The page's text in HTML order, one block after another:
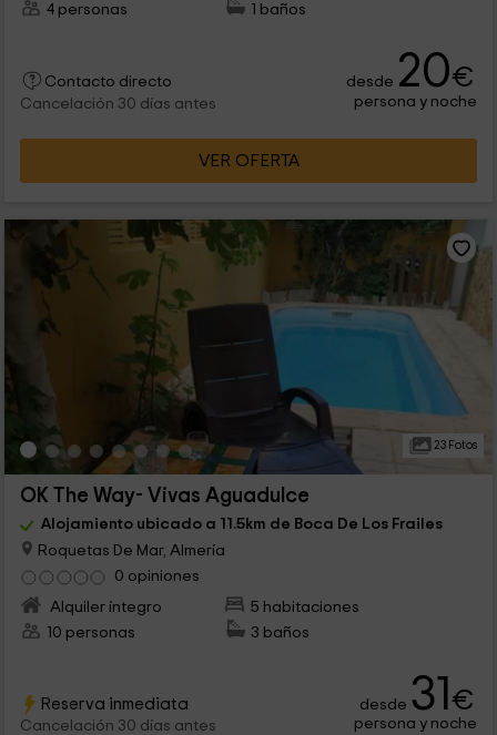
4 personas
1 baños
Contacto directo
Cancelación 30 días antes
desde 20€
persona y noche
VER OFERTA
23 Fotos
OK The Way- Vivas Aguadulce
Alojamiento ubicado a 11.5km de Boca De Los Frailes
Roquetas De Mar, Almería
0 opiniones
Alquiler íntegro
5 habitaciones
10 personas
3 baños
Reserva inmediata
Cancelación 30 días antes
desde 31€
persona y noche